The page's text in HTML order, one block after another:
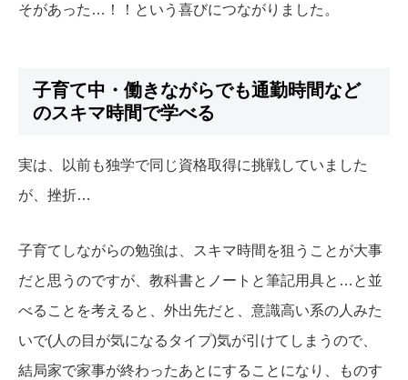
そがあった…！！という喜びにつながりました。
子育て中・働きながらでも通勤時間など
のスキマ時間で学べる
実は、以前も独学で同じ資格取得に挑戦していました
が、挫折…
子育てしながらの勉強は、スキマ時間を狙うことが大事
だと思うのですが、教科書とノートと筆記用具と…と並
べることを考えると、外出先だと、意識高い系の人みた
いで(人の目が気になるタイプ)気が引けてしまうので、
結局家で家事が終わったあとにすることになり、ものす